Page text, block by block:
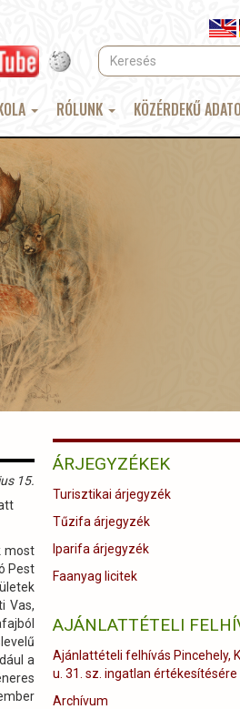
Keresés
RÓLUNK KÖZÉRDEKŰ
15.
most
Pest
Vas,
a
ÁRJEGYZÉKEK
Turisztikai árjegyzék
Tűzifa árjegyzék
Iparifa árjegyzék
Faanyag licitek
AJÁNLATTÉTELI
Ajánlattételi felhívás Pincehely,
u. 31. sz. ingatlan értékesítésére
Archívum